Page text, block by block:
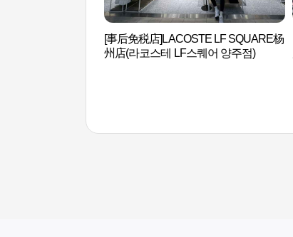
[事后免税店]LACOSTE LF SQUARE杨
州店(라코스테 LF스퀘어 양주점)